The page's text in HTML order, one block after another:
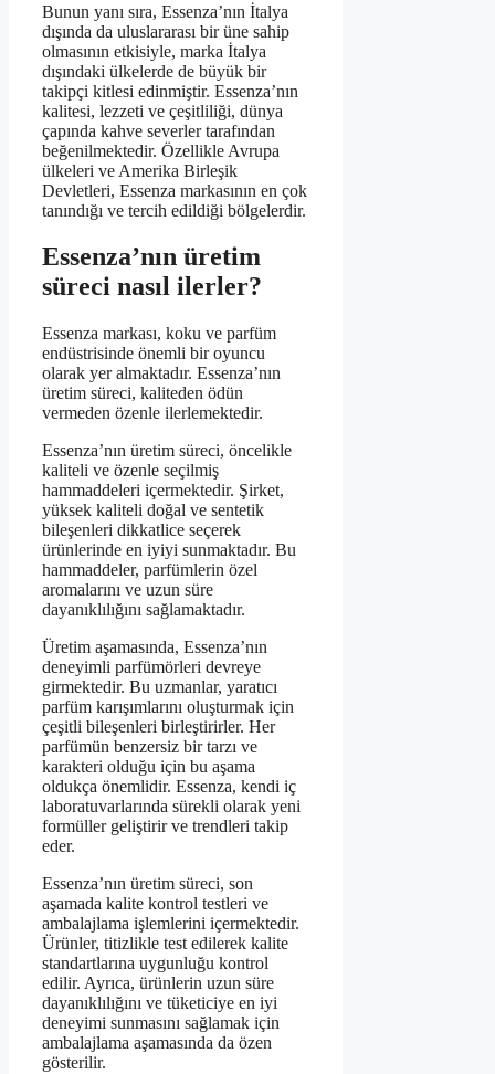
Bunun yanı sıra, Essenza’nın İtalya
dışında da uluslararası bir üne sahip
olmasının etkisiyle, marka İtalya
dışındaki ülkelerde de büyük bir
takipçi kitlesi edinmiştir. Essenza’nın
kalitesi, lezzeti ve çeşitliliği, dünya
çapında kahve severler tarafından
beğenilmektedir. Özellikle Avrupa
ülkeleri ve Amerika Birleşik
Devletleri, Essenza markasının en çok
tanındığı ve tercih edildiği bölgelerdir.
Essenza’nın üretim
süreci nasıl ilerler?
Essenza markası, koku ve parfüm
endüstrisinde önemli bir oyuncu
olarak yer almaktadır. Essenza’nın
üretim süreci, kaliteden ödün
vermeden özenle ilerlemektedir.
Essenza’nın üretim süreci, öncelikle
kaliteli ve özenle seçilmiş
hammaddeleri içermektedir. Şirket,
yüksek kaliteli doğal ve sentetik
bileşenleri dikkatlice seçerek
ürünlerinde en iyiyi sunmaktadır. Bu
hammaddeler, parfümlerin özel
aromalarını ve uzun süre
dayanıklılığını sağlamaktadır.
Üretim aşamasında, Essenza’nın
deneyimli parfümörleri devreye
girmektedir. Bu uzmanlar, yaratıcı
parfüm karışımlarını oluşturmak için
çeşitli bileşenleri birleştirirler. Her
parfümün benzersiz bir tarzı ve
karakteri olduğu için bu aşama
oldukça önemlidir. Essenza, kendi iç
laboratuvarlarında sürekli olarak yeni
formüller geliştirir ve trendleri takip
eder.
Essenza’nın üretim süreci, son
aşamada kalite kontrol testleri ve
ambalajlama işlemlerini içermektedir.
Ürünler, titizlikle test edilerek kalite
standartlarına uygunluğu kontrol
edilir. Ayrıca, ürünlerin uzun süre
dayanıklılığını ve tüketiciye en iyi
deneyimi sunmasını sağlamak için
ambalajlama aşamasında da özen
gösterilir.